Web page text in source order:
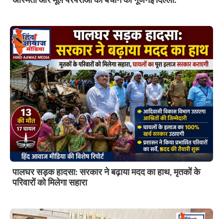
पालघर सड़क हादसा: सरकार ने बढ़ाया मदद का हाथ, मृतकों के
परिवारों को मिलेगा सहारा